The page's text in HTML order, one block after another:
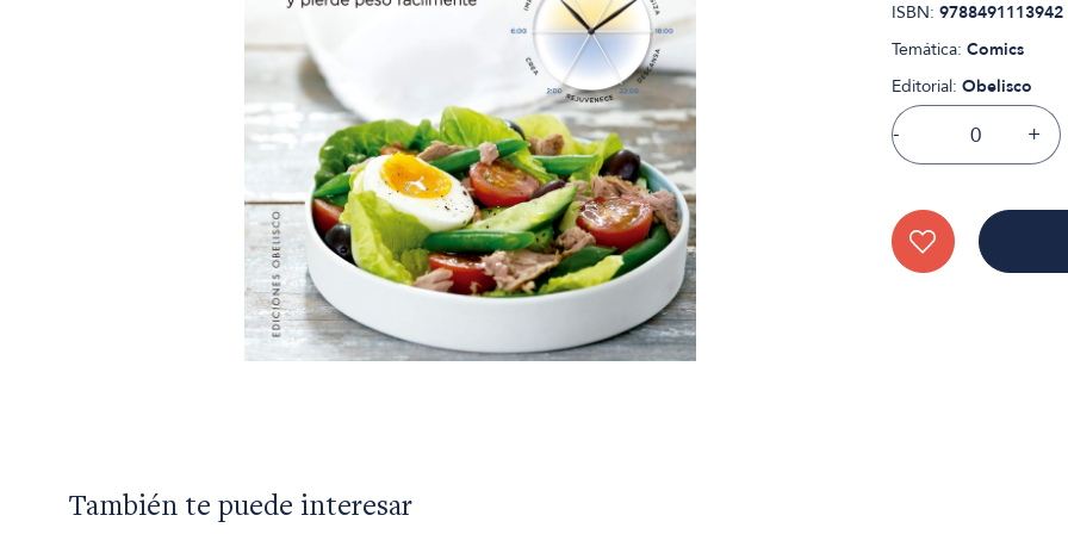
ISBN: 9788491113942
Temática: Comics
Editorial: Obelisco
- +
También te puede interesar